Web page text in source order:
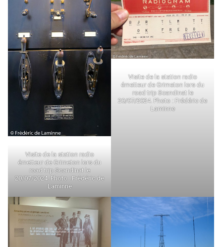
Visite de la station radio
émetteur de Grimeton lors du
road trip Scandinat le
20/07/2024. Photo : Frédéric de
Laminne
Visite de la station radio
émetteur de Grimeton lors du
road trip Scandinat le
20/07/2024. Photo : Frédéric de
Laminne